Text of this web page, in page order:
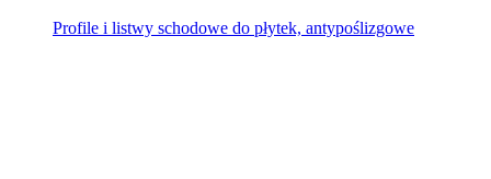
Profile i listwy schodowe do płytek, antypoślizgowe